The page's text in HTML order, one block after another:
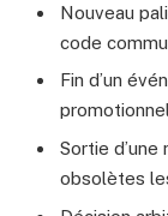
Nouveau
code
Fin d’un
Sortie
obsolètes